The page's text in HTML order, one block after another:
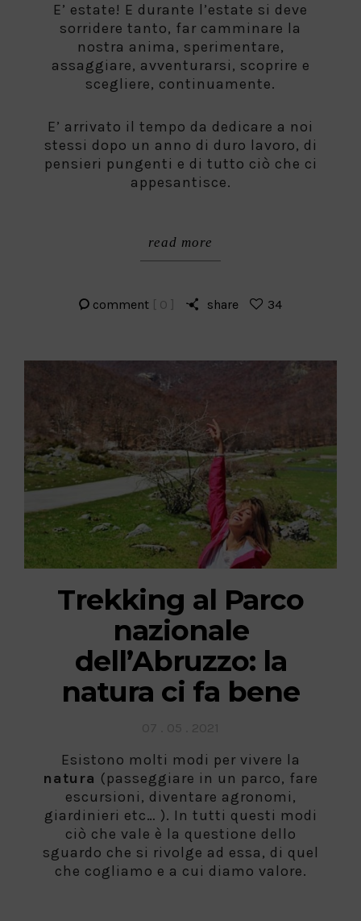
E’ estate! E durante l’estate si deve
sorridere tanto, far camminare la
nostra anima, sperimentare,
assaggiare, avventurarsi, scoprire e
scegliere, continuamente.
E’ arrivato il tempo da dedicare a noi
stessi dopo un anno di duro lavoro, di
pensieri pungenti e di tutto ciò che ci
appesantisce.
read more
comment [ 0 ] share 34
Trekking al Parco
nazionale
dell’Abruzzo: la
natura ci fa bene
Esistono molti modi per vivere la
natura (passeggiare in un parco, fare
escursioni, diventare agronomi,
giardinieri etc… ). In tutti questi modi
ciò che vale è la questione dello
sguardo che si rivolge ad essa, di quel
che cogliamo e a cui diamo valore.